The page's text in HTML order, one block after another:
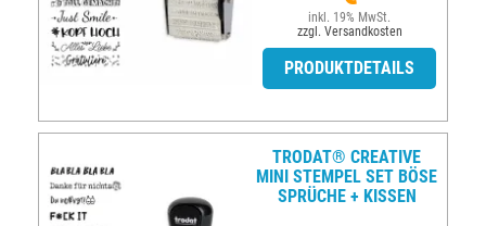
inkl. 19% MwSt.
zzgl. Versandkosten
PRODUKTDETAILS
TRODAT® CREATIVE
MINI STEMPEL SET BÖSE
SPRÜCHE + KISSEN